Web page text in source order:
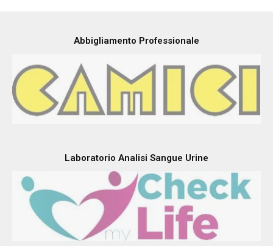
I nostri brand e Aziende partner
Abbigliamento Professionale